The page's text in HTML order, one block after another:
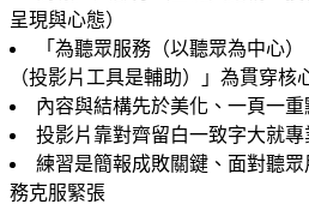
呈現與心態）
「為聽眾服務（以聽眾為中心
（投影片工具是輔助）」為貫穿核
內容與結構先於美化、一頁一
投影片靠對齊留白一致字大就
練習是簡報成敗關鍵、面對聽
務克服緊張